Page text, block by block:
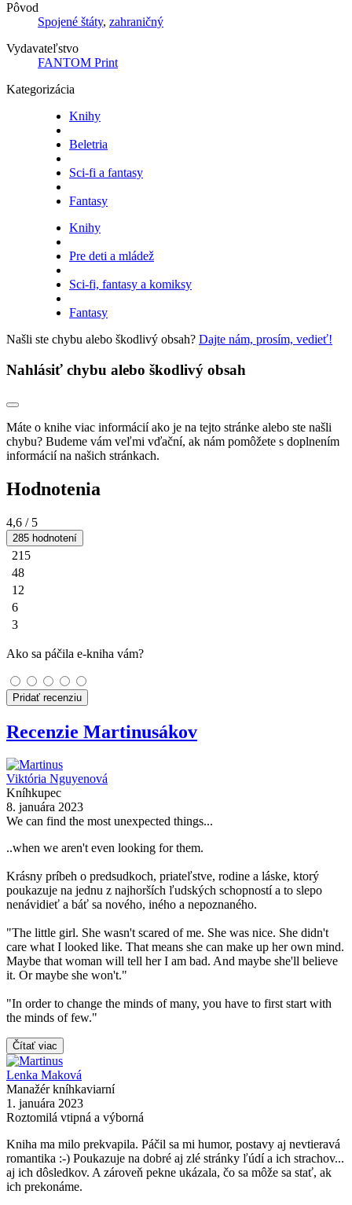
Pôvod
Spojené štáty, zahraničný
Vydavateľstvo
FANTOM Print
Kategorizácia
Knihy
Beletria
Sci-fi a fantasy
Fantasy
Knihy
Pre deti a mládež
Sci-fi, fantasy a komiksy
Fantasy
Našli ste chybu alebo škodlivý obsah? Dajte nám, prosím, vedieť!
Nahlásiť chybu alebo škodlivý obsah
Máte o knihe viac informácií ako je na tejto stránke alebo ste našli
chybu? Budeme vám veľmi vďační, ak nám pomôžete s doplnením
informácií na našich stránkach.
Hodnotenia
4,6 / 5
285 hodnotení
215
48
12
6
3
Ako sa páčila e-kniha vám?
Pridať recenziu
Recenzie Martinusákov
Viktória Nguyenová
Kníhkupec
8. januára 2023
We can find the most unexpected things...
..when we aren't even looking for them.
Krásny príbeh o predsudkoch, priateľstve, rodine a láske, ktorý
poukazuje na jednu z najhorších ľudských schopností a to slepo
nenávidieť a báť sa nového, iného a nepoznaného.
"The little girl. She wasn't scared of me. She was nice. She didn't
care what I looked like. That means she can make up her own mind.
Maybe that woman will tell her I am bad. And maybe she'll believe
it. Or maybe she won't."
"In order to change the minds of many, you have to first start with
the minds of few."
Čítať viac
Lenka Maková
Manažér kníhkaviarní
1. januára 2023
Roztomilá vtipná a výborná
Kniha ma milo prekvapila. Páčil sa mi humor, postavy aj nevtieravá
romantika :-) Poukazuje na dobré aj zlé stránky ľúdí a ich strachov...
aj ich dôsledkov. A zároveň pekne ukázala, čo sa môže sa stať, ak
ich prekonáme.